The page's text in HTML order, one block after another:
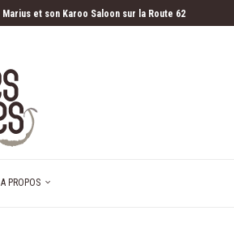
Marius et son Karoo Saloon sur la Route 62
A PROPOS